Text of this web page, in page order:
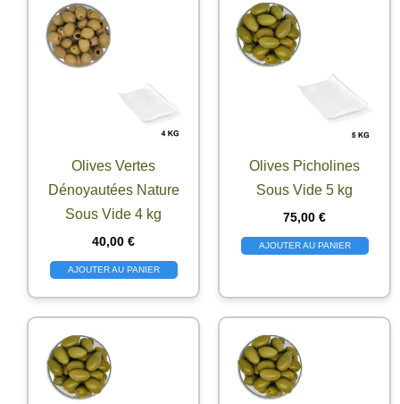
Olives Vertes
Dénoyautées Nature
Sous Vide 4 kg
40,00 €
AJOUTER AU PANIER
Olives Picholines
Sous Vide 5 kg
75,00 €
AJOUTER AU PANIER